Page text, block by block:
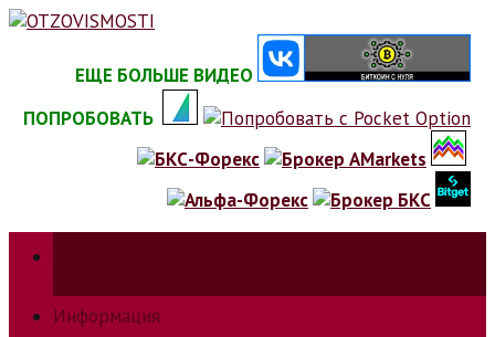
Skip
ЕЩЕ БОЛЬШЕ ВИДЕО
ПОПРОБОВАТЬ
Информация